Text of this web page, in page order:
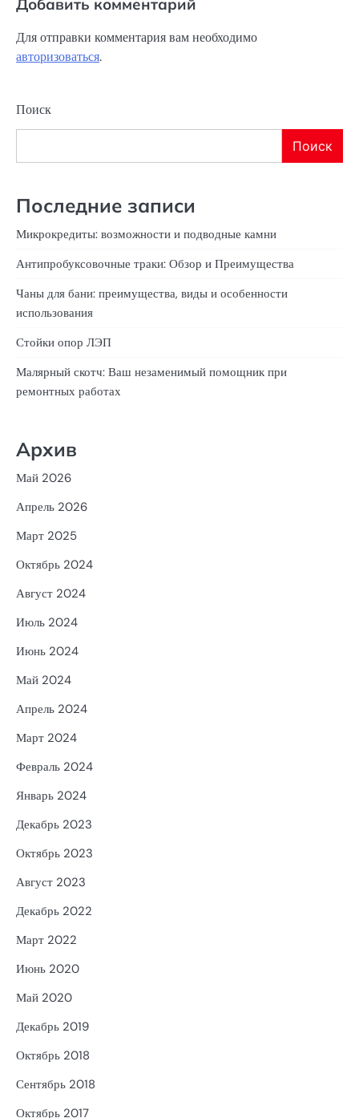
Добавить комментарий
Для отправки комментария вам необходимо
авторизоваться.
Поиск
Поиск
Последние записи
Микрокредиты: возможности и подводные камни
Антипробуксовочные траки: Обзор и Преимущества
Чаны для бани: преимущества, виды и особенности
использования
Стойки опор ЛЭП
Малярный скотч: Ваш незаменимый помощник при
ремонтных работах
Архив
Май 2026
Апрель 2026
Март 2025
Октябрь 2024
Август 2024
Июль 2024
Июнь 2024
Май 2024
Апрель 2024
Март 2024
Февраль 2024
Январь 2024
Декабрь 2023
Октябрь 2023
Август 2023
Декабрь 2022
Март 2022
Июнь 2020
Май 2020
Декабрь 2019
Октябрь 2018
Сентябрь 2018
Октябрь 2017